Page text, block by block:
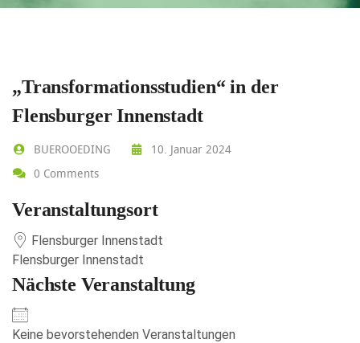
„Transformationsstudien“ in der
Flensburger Innenstadt
BUEROOEDING
10. Januar 2024
0 Comments
Veranstaltungsort
Flensburger Innenstadt
Flensburger Innenstadt
Nächste Veranstaltung
Keine bevorstehenden Veranstaltungen